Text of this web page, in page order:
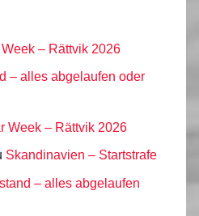
– Rättvik 2026
– alles abgelaufen oder
Week – Rättvik 2026
Skandinavien – Startstrafe
– alles abgelaufen